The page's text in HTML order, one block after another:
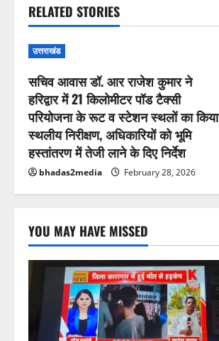
t
n
a
v
i
g
a
t
i
o
RELATED STORIES
उत्तराखंड
सचिव आवास डॉ. आर राजेश कुमार ने
हरिद्वार में 21 किलोमीटर पॉड टैक्सी
परियोजना के रूट व स्टेशन स्थलों का किया
स्थलीय निरीक्षण, अधिकारियों को भूमि
हस्तांतरण में तेजी लाने के दिए निर्देश
bhadas2media February 28, 2026
YOU MAY HAVE MISSED